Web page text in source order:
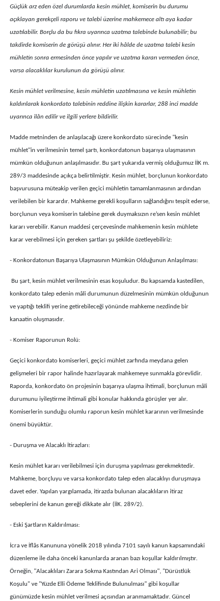
Güçlük arz eden özel durumlarda kesin mühlet, komiserin bu durumu
açıklayan gerekçeli raporu ve talebi üzerine mahkemece altı aya kadar
uzatılabilir. Borçlu da bu fıkra uyarınca uzatma talebinde bulunabilir; bu
takdirde komiserin de görüşü alınır. Her iki hâlde de uzatma talebi kesin
mühletin sonra ermesinden önce yapılır ve uzatma kararı vermeden önce,
varsa alacaklılar kurulunun da görüşü alınır.
Kesin mühlet verilmesine, kesin mühletin uzatılmasına ve kesin mühletin
kaldırılarak konkordato talebinin reddine ilişkin kararlar, 288 inci madde
uyarınca ilân edilir ve ilgili yerlere bildirilir.
Madde metninden de anlaşılacağı üzere konkordato sürecinde "kesin
mühlet"in verilmesinin temel şartı, konkordatonun başarıya ulaşmasının
mümkün olduğunun anlaşılmasıdır. Bu şart yukarıda vermiş olduğumuz İİK m.
289/3 maddesinde açıkça belirtilmiştir. Kesin mühlet, borçlunun konkordato
başvurusuna müteakip verilen geçici mühletin tamamlanmasının ardından
verilebilen bir karardır. Mahkeme gerekli koşulların sağlandığını tespit ederse,
borçlunun veya komiserin talebine gerek duymaksızın re’sen kesin mühlet
kararı verebilir. Kanun maddesi çerçevesinde mahkemenin kesin mühlete
karar verebilmesi için gereken şartları şu şekilde özetleyebiliriz:
- Konkordatonun Başarıya Ulaşmasının Mümkün Olduğunun Anlaşılması:
Bu şart, kesin mühlet verilmesinin esas koşuludur. Bu kapsamda kastedilen,
konkordato talep edenin mâli durumunun düzelmesinin mümkün olduğunun
ve yaptığı teklifi yerine getirebileceği yönünde mahkeme nezdinde bir
kanaatin oluşmasıdır.
- Komiser Raporunun Rolü:
Geçici konkordato komiserleri, geçici mühlet zarfında meydana gelen
gelişmeleri bir rapor halinde hazırlayarak mahkemeye sunmakla görevlidir.
Raporda, konkordato ön projesinin başarıya ulaşma ihtimali, borçlunun mâli
durumunu iyileştirme ihtimali gibi konular hakkında görüşler yer alır.
Komiserlerin sunduğu olumlu raporun kesin mühlet kararının verilmesinde
önemi büyüktür.
- Duruşma ve Alacaklı İtirazları:
Kesin mühlet kararı verilebilmesi için duruşma yapılması gerekmektedir.
Mahkeme, borçluyu ve varsa konkordato talep eden alacaklıyı duruşmaya
davet eder. Yapılan yargılamada, itirazda bulunan alacaklıların itiraz
sebeplerini de kanun gereği dikkate alır (İİK. 289/2).
- Eski Şartların Kaldırılması:
İcra ve İflâs Kanununa yönelik 2018 yılında 7101 sayılı kanun kapsamındaki
düzenleme ile daha önceki kanunlarda aranan bazı koşullar kaldırılmıştır.
Örneğin, "Alacaklıları Zarara Sokma Kastından Ari Olması", "Dürüstlük
Koşulu" ve "Yüzde Elli Ödeme Teklifinde Bulunulması" gibi koşullar
günümüzde kesin mühlet verilmesi açısından aranmamaktadır. Güncel